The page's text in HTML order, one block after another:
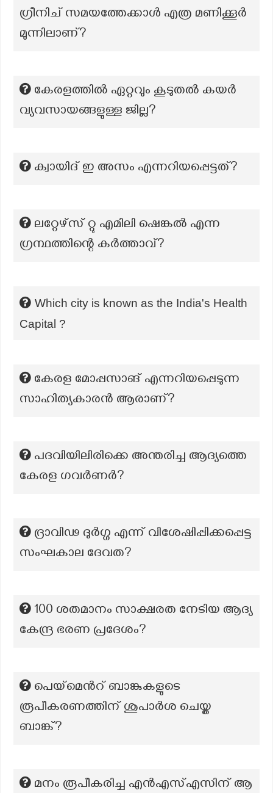
ഗ്രീനിച് സമയത്തേക്കാൾ എത്ര മണിക്കൂർ
മുന്നിലാണ്?
കേരളത്തില്‍ ഏറ്റവും കൂടുതല്‍ കയര്‍
വ്യവസായങ്ങളുള്ള ജില്ല?
ക്വായിദ് ഇ അസം എന്നറിയപ്പെട്ടത്?
ലറ്റേഴ്സ് റ്റു എമിലി ഷെങ്കൽ എന്ന
ഗ്രന്ഥത്തിന്റെ കർത്താവ്?
Which city is known as the India's Health
Capital ?
കേരള മോപ്പസാങ് എന്നറിയപ്പെടുന്ന
സാഹിത്യകാരൻ ആരാണ്?
പദവിയിലിരിക്കെ അന്തരിച്ച ആദ്യത്തെ
കേരള ഗവർണർ?
ദ്രാവിഢ ദുർഗ്ഗ എന്ന് വിശേഷിപ്പിക്കപ്പെട്ട
സംഘകാല ദേവത?
100 ശതമാനം സാക്ഷരത നേടിയ ആദ്യ
കേന്ദ്ര ഭരണ പ്രദേശം?
പെയ്മെന്‍റ് ബാങ്കുകളുടെ
രൂപീകരണത്തിന് ശുപാർശ ചെയ്ത
ബാങ്ക്?
മനം രൂപീകരിച്ച എൻഎസ്എസിന് ആ